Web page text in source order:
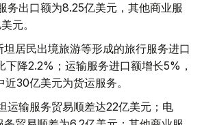
务出口额为8.25亿美元，其他商业服
元。
居民出境旅游等形成的旅行服务进口
下降2.2%；运输服务进口额增长5%，
30亿美元为货运服务。
运输服务贸易顺差达22亿美元；电